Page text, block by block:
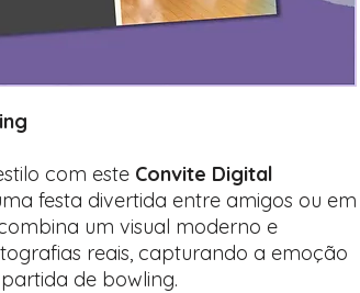
com este Convite Digital
festa divertida entre amigos ou em
um visual moderno e
reais, capturando a emoção
de bowling.